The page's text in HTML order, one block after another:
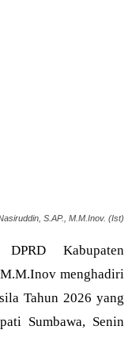
S.AP., M.M.Inov. (Ist)
Kabupaten
menghadiri
Tahun 2026 yang
Sumbawa, Senin